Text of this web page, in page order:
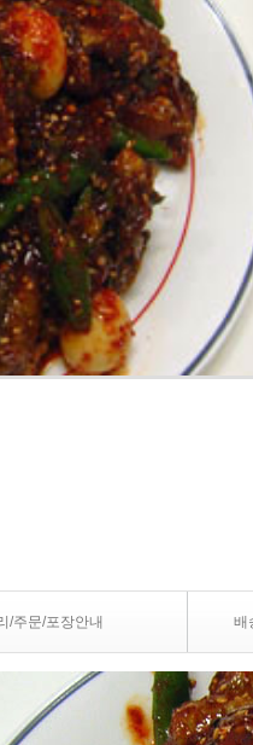
/주문/포장안내 배